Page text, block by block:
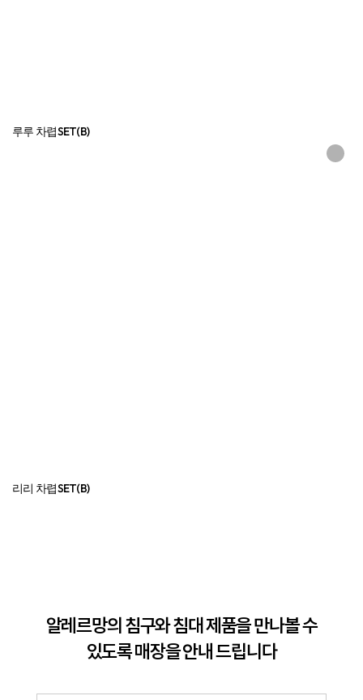
루루 차렵SET(B)
리리 차렵SET(B)
알레르망의 침구와 침대 제품을 만나볼 수
있도록 매장을 안내 드립니다